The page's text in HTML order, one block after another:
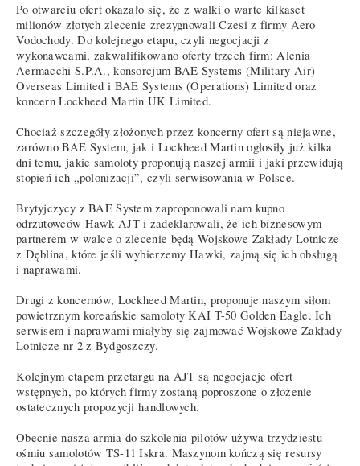
Po otwarciu ofert okazało się, że z walki o warte kilkaset
milionów złotych zlecenie zrezygnowali Czesi z firmy Aero
Vodochody. Do kolejnego etapu, czyli negocjacji z
wykonawcami, zakwalifikowano oferty trzech firm: Alenia
Aermacchi S.P.A., konsorcjum BAE Systems (Military Air)
Overseas Limited i BAE Systems (Operations) Limited oraz
koncern Lockheed Martin UK Limited.
Chociaż szczegóły złożonych przez koncerny ofert są niejawne,
zarówno BAE System, jak i Lockheed Martin ogłosiły już kilka
dni temu, jakie samoloty proponują naszej armii i jaki przewidują
stopień ich „polonizacji”, czyli serwisowania w Polsce.
Brytyjczycy z BAE System zaproponowali nam kupno
odrzutowców Hawk AJT i zadeklarowali, że ich biznesowym
partnerem w walce o zlecenie będą Wojskowe Zakłady Lotnicze
z Dęblina, które jeśli wybierzemy Hawki, zajmą się ich obsługą
i naprawami.
Drugi z koncernów, Lockheed Martin, proponuje naszym siłom
powietrznym koreańskie samoloty KAI T-50 Golden Eagle. Ich
serwisem i naprawami miałyby się zajmować Wojskowe Zakłady
Lotnicze nr 2 z Bydgoszczy.
Kolejnym etapem przetargu na AJT są negocjacje ofert
wstępnych, po których firmy zostaną poproszone o złożenie
ostatecznych propozycji handlowych.
Obecnie nasza armia do szkolenia pilotów używa trzydziestu
ośmiu samolotów TS-11 Iskra. Maszynom kończą się resursy